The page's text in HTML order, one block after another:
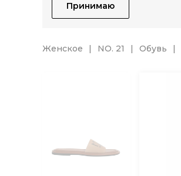
Принимаю
Женское NO. 21 Обувь